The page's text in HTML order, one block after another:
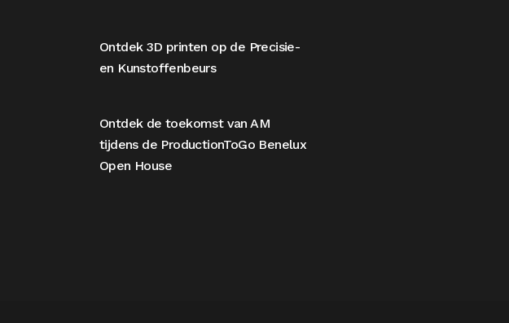
Ontdek 3D printen op de Precisie-
en Kunstoffenbeurs
Ontdek de toekomst van AM
tijdens de ProductionToGo Benelux
Open House